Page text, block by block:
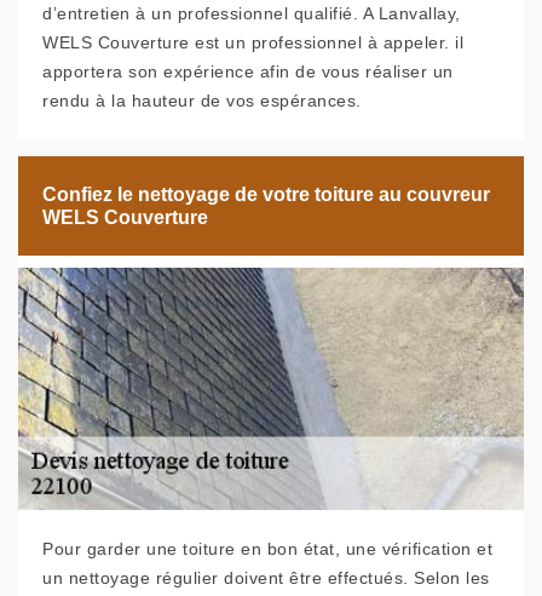
d’entretien à un professionnel qualifié. A Lanvallay,
WELS Couverture est un professionnel à appeler. il
apportera son expérience afin de vous réaliser un
rendu à la hauteur de vos espérances.
Confiez le nettoyage de votre toiture au couvreur
WELS Couverture
Pour garder une toiture en bon état, une vérification et
un nettoyage régulier doivent être effectués. Selon les